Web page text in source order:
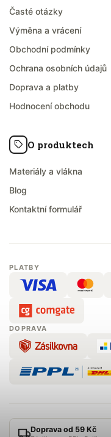
Časté otázky
Výměna a vrácení
Obchodní podmínky
Ochrana osobních údajů
Doprava a platby
Hodnocení obchodu
O produktech
Materiály a vlákna
Blog
Kontaktní formulář
PLATBY
DOPRAVA
Doprava od 59 Kč